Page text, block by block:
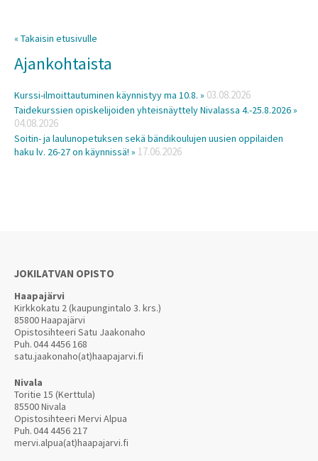
« Takaisin etusivulle
Ajankohtaista
Kurssi-ilmoittautuminen käynnistyy ma 10.8. » 03.08.2026
Taidekurssien opiskelijoiden yhteisnäyttely Nivalassa 4.-25.8.2026 »
04.08.2026
Soitin- ja laulunopetuksen sekä bändikoulujen uusien oppilaiden
haku lv. 26-27 on käynnissä! » 17.06.2026
JOKILATVAN OPISTO
Haapajärvi
Kirkkokatu 2 (kaupungintalo 3. krs.)
85800 Haapajärvi
Opistosihteeri Satu Jaakonaho
Puh.044 4456 168
satu.jaakonaho(at)haapajarvi.fi
Nivala
Toritie 15 (Kerttula)
85500 Nivala
Opistosihteeri Mervi Alpua
Puh.044 4456 217
mervi.alpua(at)haapajarvi.fi